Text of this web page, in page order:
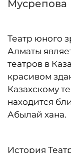
Мусрепова
Театр юного
Алматы
театров в
красивом
Казахскому
находится
Абылай хана.
История